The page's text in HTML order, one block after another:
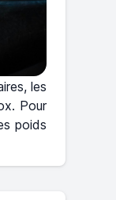
les
Pour
poids